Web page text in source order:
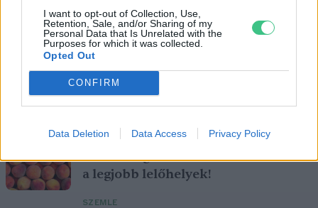
I want to opt-out of Collection, Use,
Retention, Sale, and/or Sharing of my
Personal Data that Is Unrelated with the
Purposes for which it was collected.
Opted Out
CONFIRM
Data Deletion Data Access Privacy Policy
Születésnapi programokkal várja a
hétvégén a közönséget a 160 éves
Fővárosi Állatkert
Szedd magad őszibarack: itt vannak
a legjobb lelőhelyek!
SZEMLE